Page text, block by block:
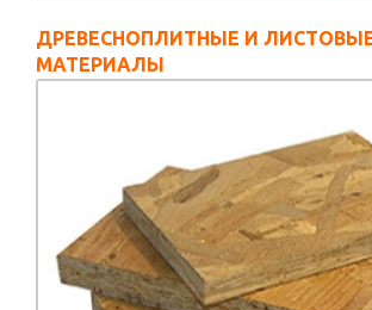
ДРЕВЕСНОПЛИТНЫЕ И
МАТЕРИАЛЫ